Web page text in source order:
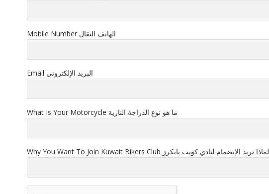
Mobile Number الهاتف النقال
Email البريد الإلكتروني
What Is Your Motorcycle ما هو نوع الدراجة النارية
Why You Want To Join Kuwait Bikers Club لماذا تريد الإنضمام لنادي كويت بايكرز